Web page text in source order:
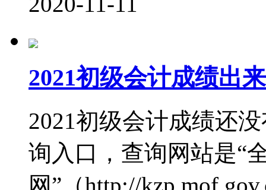
2021初级会计成绩出
2021初级会计成绩还
询入口，查询网站是“